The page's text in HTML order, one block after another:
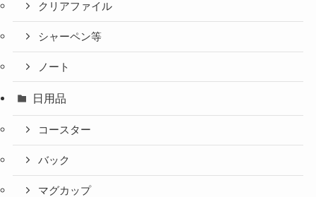
クリアファイル
シャーペン等
ノート
日用品
コースター
バック
マグカップ